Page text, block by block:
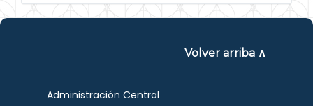
Volver arriba ∧
Administración Central